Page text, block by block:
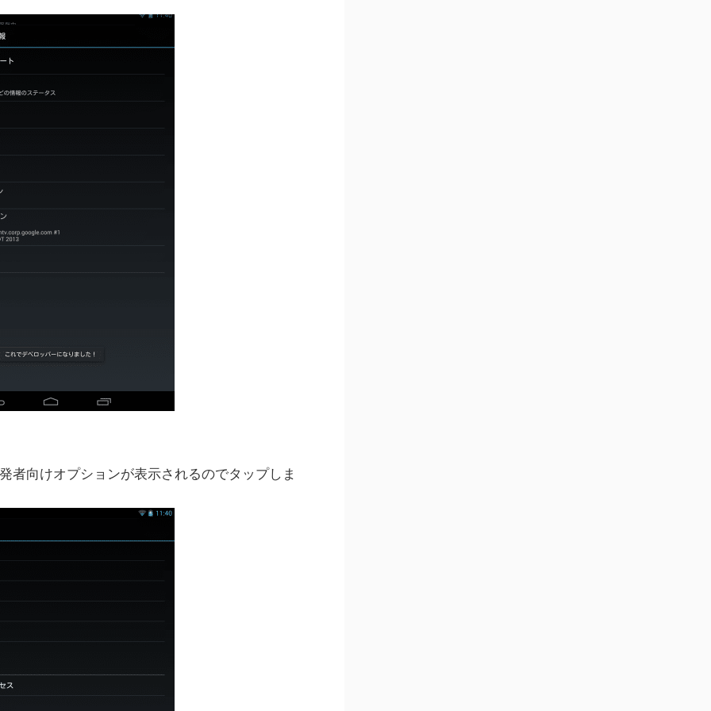
者向けオプションが表示されるのでタップしま